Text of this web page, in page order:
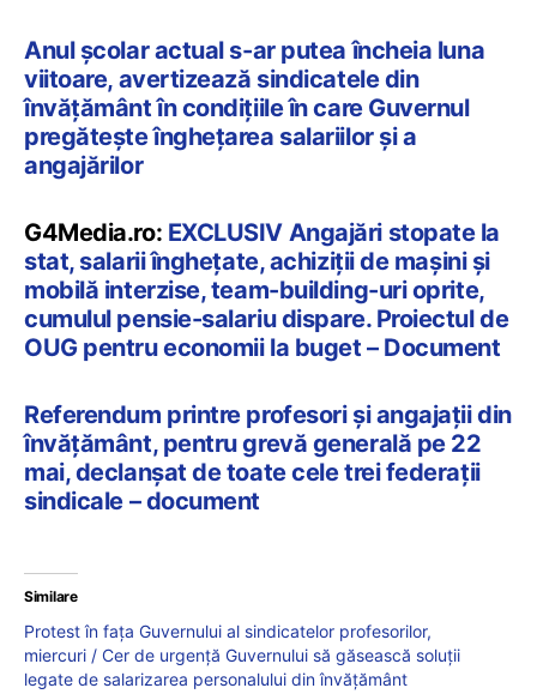
Anul școlar actual s-ar putea încheia luna
viitoare, avertizează sindicatele din
învățământ în condițiile în care Guvernul
pregătește înghețarea salariilor și a
angajărilor
G4Media.ro: EXCLUSIV Angajări stopate la
stat, salarii înghețate, achiziții de mașini și
mobilă interzise, team-building-uri oprite,
cumulul pensie-salariu dispare. Proiectul de
OUG pentru economii la buget – Document
Referendum printre profesori și angajații din
învățământ, pentru grevă generală pe 22
mai, declanșat de toate cele trei federații
sindicale – document
Similare
Protest în fața Guvernului al sindicatelor profesorilor,
miercuri / Cer de urgență Guvernului să găsească soluții
legate de salarizarea personalului din învățământ